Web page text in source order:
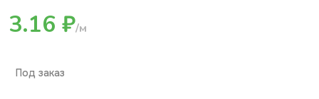
3.16 ₽/м
Под заказ